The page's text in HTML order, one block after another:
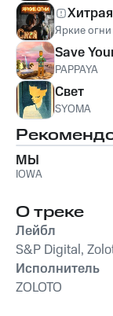
Яркие огни
Save
PAPPAYA
Свет
SYOMA
МЫ
IOWA
О треке
Лейбл
S&P Digital,
Исполнитель
ZOLOTO